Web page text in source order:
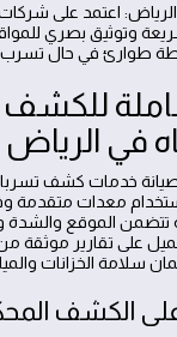
اعتمد على
وتوثيق بصري
في الرياض
خدمات كشف
معدات
تتضمن الموقع
على تقارير
سلامة الخزانات